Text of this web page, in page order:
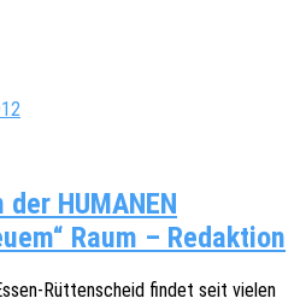
HUMANEN
Raum – Redaktion
Rütten­scheid findet seit vielen